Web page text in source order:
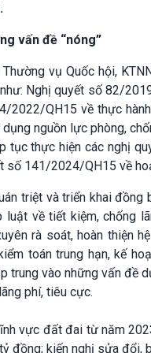
vấn đề “nóng”
vụ Quốc hội,
Nghị quyết số 82/
2022/QH15 về thực
nguồn lực phòng,
thực hiện các nghị
số 141/2024/QH15 về
triệt và triển khai
luật về tiết kiệm, chống
rà soát, hoàn thiện
toán trung hạn, kế
trung vào những vấn đề
phí, tiêu cực.
vực đất đai từ năm
đồng; kiến nghị sửa đổi,